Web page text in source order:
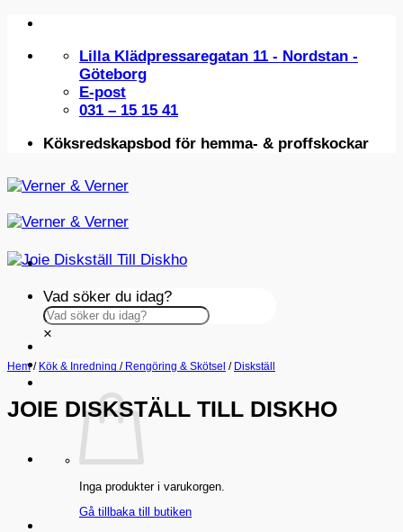
Skip
content
Lilla Klädpressaregatan 11 - Nordstan -
Göteborg
E-post
031 – 15 15 41
Köksredskapsbod för hemma- & proffskockar
Vad söker du idag?
×
INSPIRATION
Inga produkter i varukorgen.
Gå tillbaka till butiken
Hem / Kök & Inredning / Rengöring & Skötsel / Diskställ
JOIE DISKSTÄLL TILL DISKHO